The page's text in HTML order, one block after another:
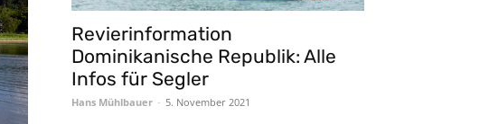
Revierinformation
Dominikanische Republik: Alle
Infos für Segler
Hans Mühlbauer - 5. November 2021